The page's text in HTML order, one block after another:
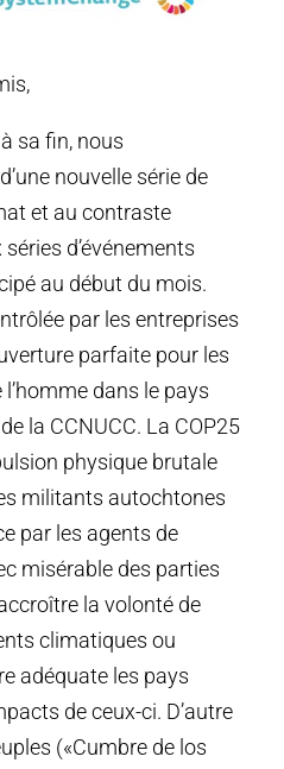
sa fin, nous
nouvelle série de
et au contraste
d’événements
au début du mois.
par les entreprises
parfaite pour les
dans le pays
la CCNUCC. La COP25
physique brutale
militants autochtones
par les agents de
misérable des parties
la volonté de
climatiques ou
adéquate les pays
de ceux-ci. D’autre
(«Cumbre de los